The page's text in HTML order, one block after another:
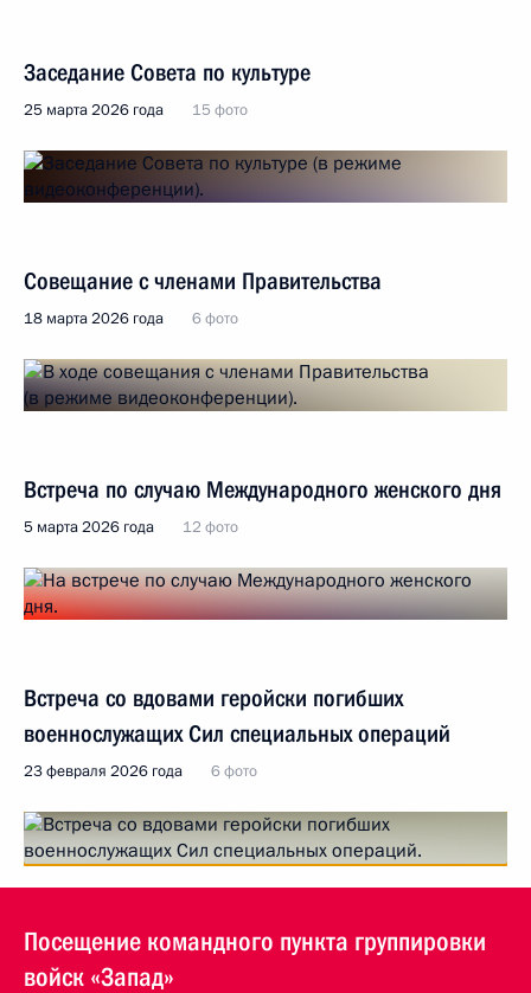
Заседание Совета по культуре
25 марта 2026 года 15 фото
Совещание с членами Правительства
18 марта 2026 года 6 фото
Встреча по случаю Международного женского дня
5 марта 2026 года 12 фото
Встреча со вдовами геройски погибших
военнослужащих Сил специальных операций
23 февраля 2026 года 6 фото
Посещение командного пункта группировки
войск «Запад»